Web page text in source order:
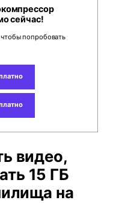
сейчас!
попробовать
видео,
15 ГБ
на